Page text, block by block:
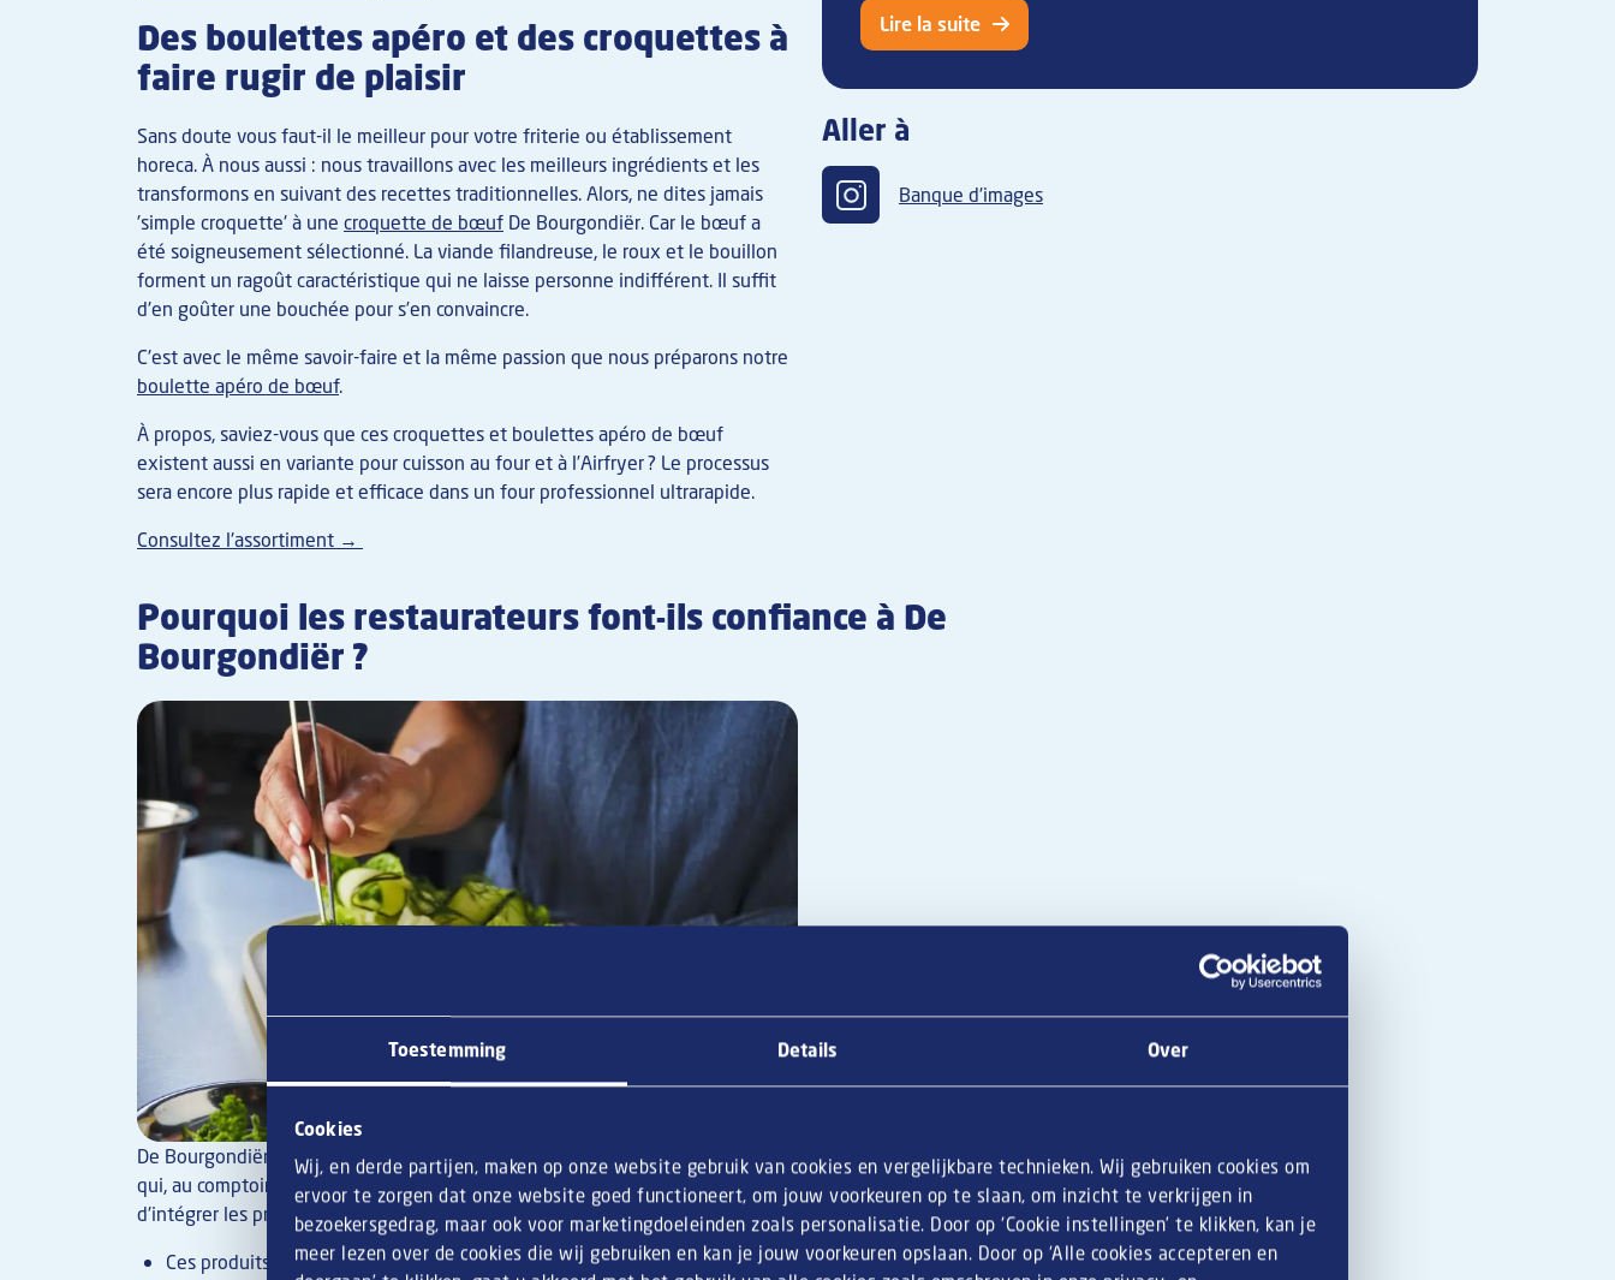
Toestemming Details Over
Cookies
Wij, en derde partijen, maken op onze website gebruik van cookies en vergelijkbare technieken. Wij gebruiken cookies om
ervoor te zorgen dat onze website goed functioneert, om jouw voorkeuren op te slaan, om inzicht te verkrijgen in
bezoekersgedrag, maar ook voor marketingdoeleinden zoals personalisatie. Door op ‘Cookie instellingen’ te klikken, kan je
meer lezen over de cookies die wij gebruiken en kan je jouw voorkeuren opslaan. Door op ‘Alle cookies accepteren en
Des boulettes apéro et des croquettes à
faire rugir de plaisir
Sans doute vous faut-il le meilleur pour votre friterie ou établissement
horeca. À nous aussi : nous travaillons avec les meilleurs ingrédients et les
transformons en suivant des recettes traditionnelles. Alors, ne dites jamais
'simple croquette' à une croquette de bœuf De Bourgondiër. Car le bœuf a
été soigneusement sélectionné. La viande filandreuse, le roux et le bouillon
forment un ragoût caractéristique qui ne laisse personne indifférent. Il suffit
d'en goûter une bouchée pour s’en convaincre.
C'est avec le même savoir-faire et la même passion que nous préparons notre
boulette apéro de bœuf.
À propos, saviez-vous que ces croquettes et boulettes apéro de bœuf
existent aussi en variante pour cuisson au four et à l’Airfryer ? Le processus
sera encore plus rapide et efficace dans un four professionnel ultrarapide.
Consultez l'assortiment →
Lire la suite
Aller à
Banque d'images
Pourquoi les restaurateurs font-ils confiance à De
Bourgondiër ?
Image
De Bourgondiër est une marque forte, avec des produits de niveau premium : une marque qui attire les clients et
qui, au comptoir, fait la différence. C'est pourquoi de plus en plus de frituristes et de restaurateurs décident
d'intégrer les produits De Bourgondiër à leur carte :
Ces produits sont une exclusivité pour l'horeca. Les croquettes et boulettes apéro De Bourgondiër ne sont